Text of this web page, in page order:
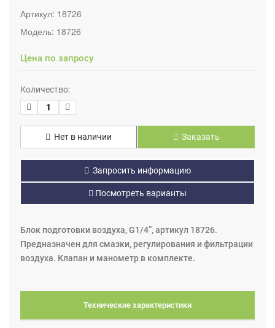
Артикул: 18726
Модель: 18726
Цена по запросу
Количество:
Нет в наличии Заказать
Запросить информацию
Посмотреть варианты
Блок подготовки воздуха, G1/4”, артикул 18726.
Предназначен для смазки, регулирования и фильтрации
воздуха. Клапан и манометр в комплекте.
Технические характеристики